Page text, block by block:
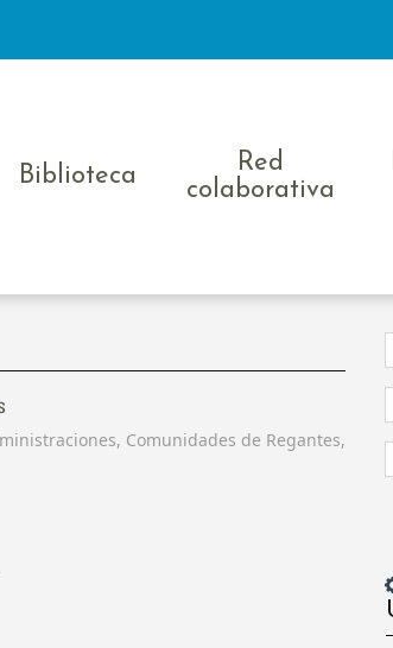
Biblioteca
Red
colaborativa
Comunidades de Regantes,